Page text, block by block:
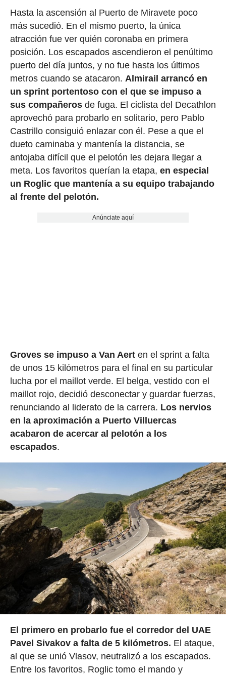
Hasta la ascensión al Puerto de Miravete poco
más sucedió. En el mismo puerto, la única
atracción fue ver quién coronaba en primera
posición. Los escapados ascendieron el penúltimo
puerto del día juntos, y no fue hasta los últimos
metros cuando se atacaron. Almirail arrancó en
un sprint portentoso con el que se impuso a
sus compañerosde fuga. El ciclista del Decathlon
aprovechó para probarlo en solitario, pero Pablo
Castrillo consiguió enlazar con él. Pese a que el
dueto caminaba y mantenía la distancia, se
antojaba difícil que el pelotón les dejara llegar a
meta. Los favoritos querían la etapa, en especial
un Roglic que mantenía a su equipo trabajando
al frente del pelotón.
Anúnciate aquí
Groves se impuso a Van Aerten el sprint a falta
de unos 15 kilómetros para el final en su particular
lucha por el maillot verde. El belga, vestido con el
maillot rojo, decidió desconectar y guardar fuerzas,
renunciando al liderato de la carrera. Los nervios
en la aproximación a Puerto Villuercas
acabaron de acercar al pelotón a los
escapados.
El primero en probarlo fue el corredor del UAE
Pavel Sivakov a falta de 5 kilómetros. El ataque,
al que se unió Vlasov, neutralizó a los escapados.
Entre los favoritos, Roglic tomo el mando y